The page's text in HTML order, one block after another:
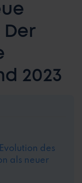
2023
des
als neuer